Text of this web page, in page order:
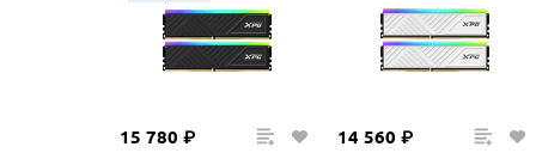
15 780 ₽ 14 560 ₽